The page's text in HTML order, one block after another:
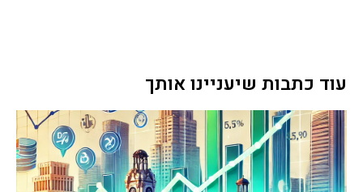
עוד כתבות שיעניינו אותך